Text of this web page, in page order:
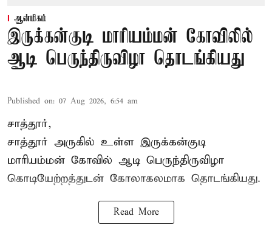
ஆன்மிகம்
இருக்கன்குடி மாரியம்மன் கோவிலில்
ஆடி பெருந்திருவிழா தொடங்கியது
Published on: 07 Aug 2026, 6:54 am
சாத்தூர்,
சாத்தூர் அருகில் உள்ள இருக்கன்குடி
மாரியம்மன் கோவில் ஆடி பெருந்திருவிழா
கொடியேற்றத்துடன் கோலாகலமாக தொடங்கியது.
Read More